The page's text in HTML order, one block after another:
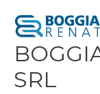
contenuto
SRL